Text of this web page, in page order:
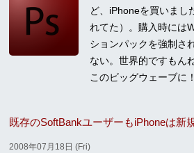
ど、iPhoneを買いまし
れてた）。購入時には
ションパックを強制さ
ない。世界的ですもん
このビッグウェーブ
2008年07月18日 (Fri)